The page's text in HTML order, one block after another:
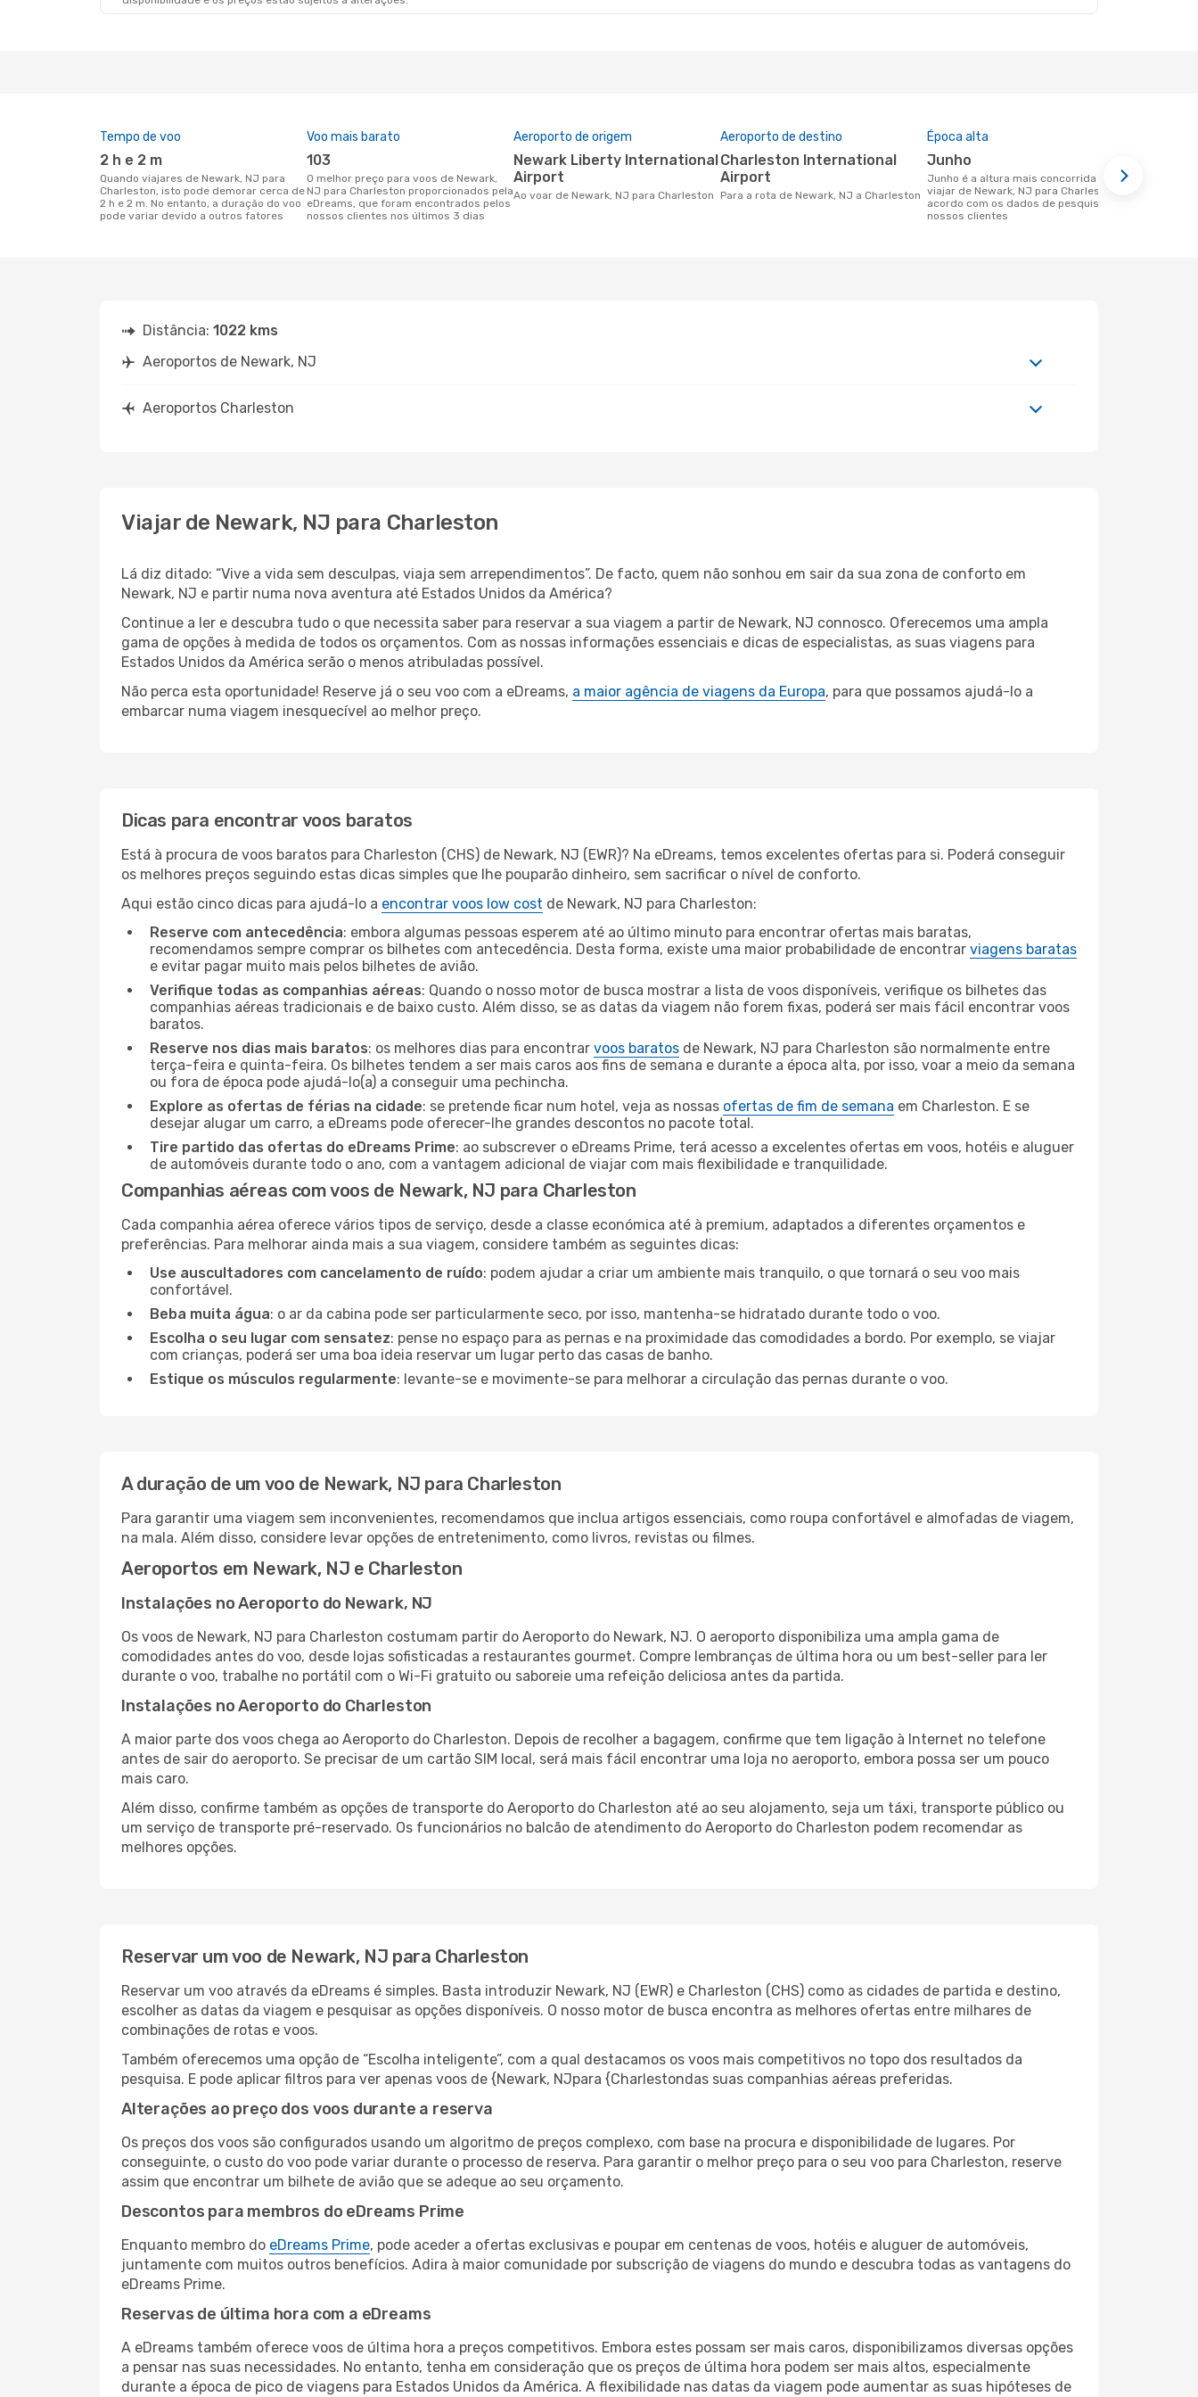
Tempo de voo
2 h e 2 m
Quando viajares de Newark, NJ para
Charleston, isto pode demorar cerca de
2 h e 2 m. No entanto, a duração do voo
pode variar devido a outros fatores
Voo mais barato
103
O melhor preço para voos de Newark,
NJ para Charleston proporcionados pela
eDreams, que foram encontrados pelos
nossos clientes nos últimos 3 dias
Aeroporto de origem
Newark Liberty International
Airport
Ao voar de Newark, NJ para Charleston
Aeroporto de destino
Charleston International
Airport
Para a rota de Newark, NJ a Charleston
Época alta
junho
junho é a altura mais concorrida para
viajar de Newark, NJ para Charleston de
acordo com os dados de pesquisa dos
nossos clientes
Distância: 1022 kms
Aeroportos de Newark, NJ
Aeroportos Charleston
Viajar de Newark, NJ para Charleston
Lá diz ditado: “Vive a vida sem desculpas, viaja sem arrependimentos”. De facto, quem não sonhou em sair da sua zona de conforto em
Newark, NJ e partir numa nova aventura até Estados Unidos da América?
Continue a ler e descubra tudo o que necessita saber para reservar a sua viagem a partir de Newark, NJ connosco. Oferecemos uma ampla
gama de opções à medida de todos os orçamentos. Com as nossas informações essenciais e dicas de especialistas, as suas viagens para
Estados Unidos da América serão o menos atribuladas possível.
Não perca esta oportunidade! Reserve já o seu voo com a eDreams, a maior agência de viagens da Europa, para que possamos ajudá-lo a
embarcar numa viagem inesquecível ao melhor preço.
Dicas para encontrar voos baratos
Está à procura de voos baratos para Charleston (CHS) de Newark, NJ (EWR)? Na eDreams, temos excelentes ofertas para si. Poderá conseguir
os melhores preços seguindo estas dicas simples que lhe pouparão dinheiro, sem sacrificar o nível de conforto.
Aqui estão cinco dicas para ajudá-lo a encontrar voos low cost de Newark, NJ para Charleston:
Reserve com antecedência: embora algumas pessoas esperem até ao último minuto para encontrar ofertas mais baratas,
recomendamos sempre comprar os bilhetes com antecedência. Desta forma, existe uma maior probabilidade de encontrar viagens baratas
e evitar pagar muito mais pelos bilhetes de avião.
Verifique todas as companhias aéreas: Quando o nosso motor de busca mostrar a lista de voos disponíveis, verifique os bilhetes das
companhias aéreas tradicionais e de baixo custo. Além disso, se as datas da viagem não forem fixas, poderá ser mais fácil encontrar voos
baratos.
Reserve nos dias mais baratos: os melhores dias para encontrar voos baratos de Newark, NJ para Charleston são normalmente entre
terça-feira e quinta-feira. Os bilhetes tendem a ser mais caros aos fins de semana e durante a época alta, por isso, voar a meio da semana
ou fora de época pode ajudá-lo(a) a conseguir uma pechincha.
Explore as ofertas de férias na cidade: se pretende ficar num hotel, veja as nossas ofertas de fim de semana em Charleston. E se
desejar alugar um carro, a eDreams pode oferecer-lhe grandes descontos no pacote total.
Tire partido das ofertas do eDreams Prime: ao subscrever o eDreams Prime, terá acesso a excelentes ofertas em voos, hotéis e aluguer
de automóveis durante todo o ano, com a vantagem adicional de viajar com mais flexibilidade e tranquilidade.
Companhias aéreas com voos de Newark, NJ para Charleston
Cada companhia aérea oferece vários tipos de serviço, desde a classe económica até à premium, adaptados a diferentes orçamentos e
preferências. Para melhorar ainda mais a sua viagem, considere também as seguintes dicas:
Use auscultadores com cancelamento de ruído: podem ajudar a criar um ambiente mais tranquilo, o que tornará o seu voo mais
confortável.
Beba muita água: o ar da cabina pode ser particularmente seco, por isso, mantenha-se hidratado durante todo o voo.
Escolha o seu lugar com sensatez: pense no espaço para as pernas e na proximidade das comodidades a bordo. Por exemplo, se viajar
com crianças, poderá ser uma boa ideia reservar um lugar perto das casas de banho.
Estique os músculos regularmente: levante-se e movimente-se para melhorar a circulação das pernas durante o voo.
A duração de um voo de Newark, NJ para Charleston
Para garantir uma viagem sem inconvenientes, recomendamos que inclua artigos essenciais, como roupa confortável e almofadas de viagem,
na mala. Além disso, considere levar opções de entretenimento, como livros, revistas ou filmes.
Aeroportos em Newark, NJ e Charleston
Instalações no Aeroporto do Newark, NJ
Os voos de Newark, NJ para Charleston costumam partir do Aeroporto do Newark, NJ. O aeroporto disponibiliza uma ampla gama de
comodidades antes do voo, desde lojas sofisticadas a restaurantes gourmet. Compre lembranças de última hora ou um best-seller para ler
durante o voo, trabalhe no portátil com o Wi-Fi gratuito ou saboreie uma refeição deliciosa antes da partida.
Instalações no Aeroporto do Charleston
A maior parte dos voos chega ao Aeroporto do Charleston. Depois de recolher a bagagem, confirme que tem ligação à Internet no telefone
antes de sair do aeroporto. Se precisar de um cartão SIM local, será mais fácil encontrar uma loja no aeroporto, embora possa ser um pouco
mais caro.
Além disso, confirme também as opções de transporte do Aeroporto do Charleston até ao seu alojamento, seja um táxi, transporte público ou
um serviço de transporte pré-reservado. Os funcionários no balcão de atendimento do Aeroporto do Charleston podem recomendar as
melhores opções.
Reservar um voo de Newark, NJ para Charleston
Reservar um voo através da eDreams é simples. Basta introduzir Newark, NJ (EWR) e Charleston (CHS) como as cidades de partida e destino,
escolher as datas da viagem e pesquisar as opções disponíveis. O nosso motor de busca encontra as melhores ofertas entre milhares de
combinações de rotas e voos.
Também oferecemos uma opção de “Escolha inteligente”, com a qual destacamos os voos mais competitivos no topo dos resultados da
pesquisa. E pode aplicar filtros para ver apenas voos de {Newark, NJpara {Charlestondas suas companhias aéreas preferidas.
Alterações ao preço dos voos durante a reserva
Os preços dos voos são configurados usando um algoritmo de preços complexo, com base na procura e disponibilidade de lugares. Por
conseguinte, o custo do voo pode variar durante o processo de reserva. Para garantir o melhor preço para o seu voo para Charleston, reserve
assim que encontrar um bilhete de avião que se adeque ao seu orçamento.
Descontos para membros do eDreams Prime
Enquanto membro do eDreams Prime, pode aceder a ofertas exclusivas e poupar em centenas de voos, hotéis e aluguer de automóveis,
juntamente com muitos outros benefícios. Adira à maior comunidade por subscrição de viagens do mundo e descubra todas as vantagens do
eDreams Prime.
Reservas de última hora com a eDreams
A eDreams também oferece voos de última hora a preços competitivos. Embora estes possam ser mais caros, disponibilizamos diversas opções
a pensar nas suas necessidades. No entanto, tenha em consideração que os preços de última hora podem ser mais altos, especialmente
durante a época de pico de viagens para Estados Unidos da América. A flexibilidade nas datas da viagem pode aumentar as suas hipóteses de